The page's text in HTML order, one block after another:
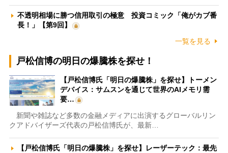
不透明相場に勝つ信用取引の極意 投資コミック「俺がカブ番
長！」【第9回】
一覧を見る
戸松信博の明日の爆騰株を探せ！
【戸松信博氏「明日の爆騰株」を探せ】トーメン
デバイス：サムスンを通じて世界のAIメモリ需
要…
新聞や雑誌など多数の金融メディアに出演するグローバルリン
クアドバイザーズ代表の戸松信博氏が、最新…
【戸松信博氏「明日の爆騰株」を探せ】レーザーテック：最先